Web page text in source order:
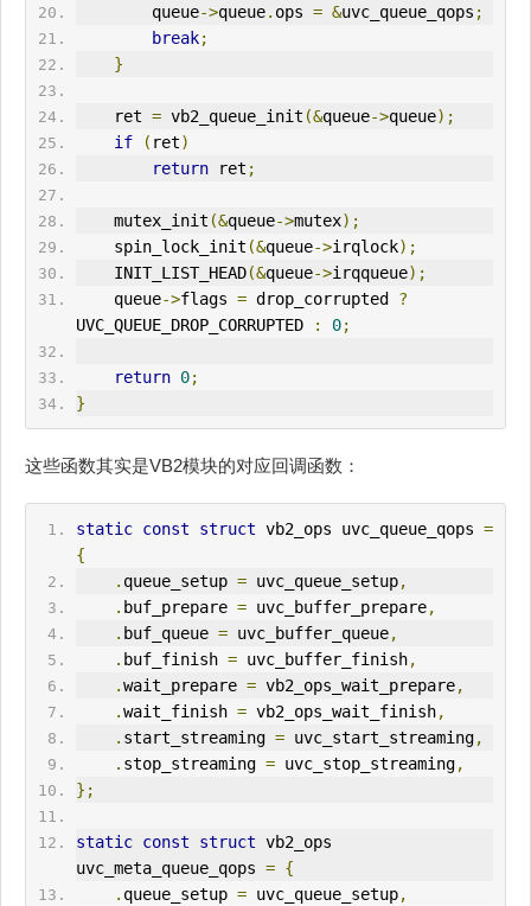
        queue
->queue. ops = &uvc_queue_qops ;
break;
}
    ret
= vb2_queue_init (&queue->queue);
if
( ret)
return ret ;
    mutex_init
(&queue->mutex);
    spin_lock_init
(&queue->irqlock);
INIT_LIST_HEAD(&queue->irqqueue);
    queue
->flags = drop_corrupted ?
UVC_QUEUE_DROP_CORRUPTED
: 0;
return 0;
}
这些函数其实是VB2模块的对应回调函数：
static const struct vb2_ops uvc_queue_qops =
{
. queue_setup = uvc_queue_setup,
. buf_prepare = uvc_buffer_prepare,
. buf_queue = uvc_buffer_queue,
. buf_finish = uvc_buffer_finish,
.wait_prepare = vb2_ops_wait_prepare,
.wait_finish = vb2_ops_wait_finish,
. start_streaming = uvc_start_streaming,
. stop_streaming = uvc_stop_streaming,
};
static const struct vb2_ops
uvc_meta_queue_qops = {
. queue_setup = uvc_queue_setup,